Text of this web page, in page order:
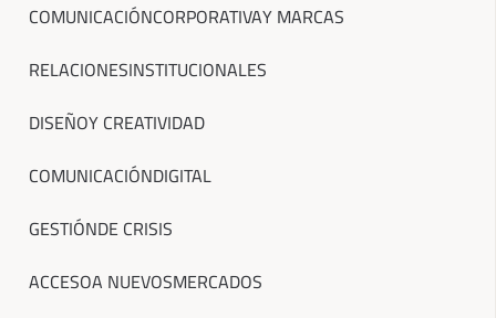
COMUNICACIÓNCORPORATIVAY MARCAS
RELACIONESINSTITUCIONALES
DISEÑOY CREATIVIDAD
COMUNICACIÓNDIGITAL
GESTIÓNDE CRISIS
ACCESOA NUEVOSMERCADOS